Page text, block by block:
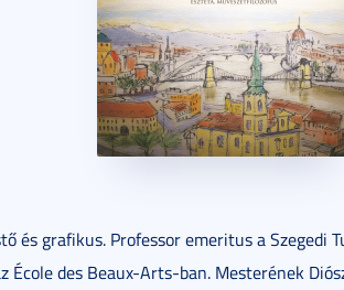
és grafikus. Professor emeritus a Szegedi
École des Beaux-Arts-ban. Mesterének